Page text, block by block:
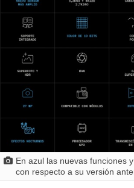
En azul las nuevas funciones
con respecto a su versión